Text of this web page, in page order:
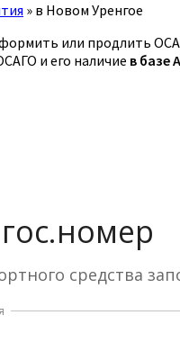
» в Новом Уренгое
или продлить
и его наличие в базе